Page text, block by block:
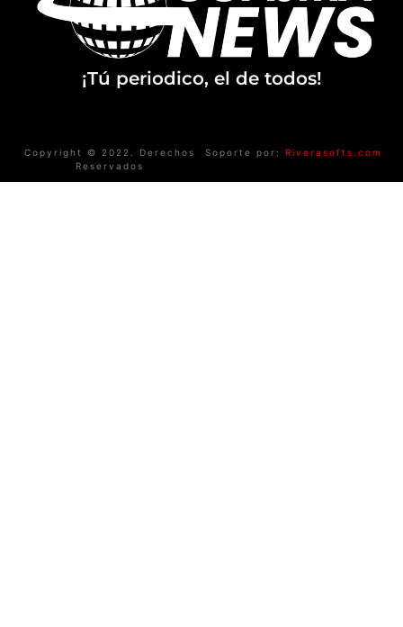
¡Tú periodico, el de todos!
Copyright © 2022. Derechos
Reservados
Soporte por: Riverasofts.com